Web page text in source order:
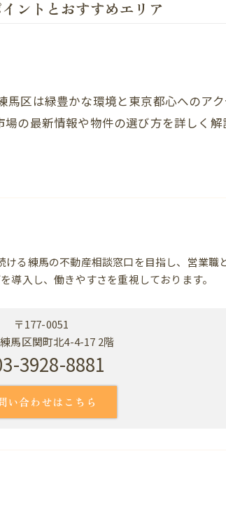
ントとおすすめエリア
区は緑豊かな環境と東京都心へのア
の最新情報や物件の選び方を詳しく
る練馬の不動産相談窓口を目指し、営業
導入し、働きやすさを重視しております。
〒177-0051
馬区関町北4-4-17 2階
3928-8881
い合わせはこちら